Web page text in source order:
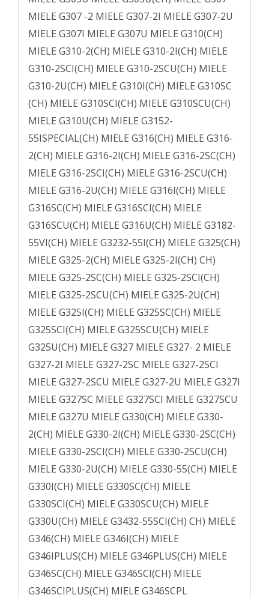
MIELE G307 -2 MIELE G307-2I MIELE G307-2U
MIELE G307I MIELE G307U MIELE G310(CH)
MIELE G310-2(CH) MIELE G310-2I(CH) MIELE
G310-2SCI(CH) MIELE G310-2SCU(CH) MIELE
G310-2U(CH) MIELE G310I(CH) MIELE G310SC
(CH) MIELE G310SCI(CH) MIELE G310SCU(CH)
MIELE G310U(CH) MIELE G3152-
55ISPECIAL(CH) MIELE G316(CH) MIELE G316-
2(CH) MIELE G316-2I(CH) MIELE G316-2SC(CH)
MIELE G316-2SCI(CH) MIELE G316-2SCU(CH)
MIELE G316-2U(CH) MIELE G316I(CH) MIELE
G316SC(CH) MIELE G316SCI(CH) MIELE
G316SCU(CH) MIELE G316U(CH) MIELE G3182-
55VI(CH) MIELE G3232-55I(CH) MIELE G325(CH)
MIELE G325-2(CH) MIELE G325-2I(CH) CH)
MIELE G325-2SC(CH) MIELE G325-2SCI(CH)
MIELE G325-2SCU(CH) MIELE G325-2U(CH)
MIELE G325I(CH) MIELE G325SC(CH) MIELE
G325SCI(CH) MIELE G325SCU(CH) MIELE
G325U(CH) MIELE G327 MIELE G327- 2 MIELE
G327-2I MIELE G327-2SC MIELE G327-2SCI
MIELE G327-2SCU MIELE G327-2U MIELE G327I
MIELE G327SC MIELE G327SCI MIELE G327SCU
MIELE G327U MIELE G330(CH) MIELE G330-
2(CH) MIELE G330-2I(CH) MIELE G330-2SC(CH)
MIELE G330-2SCI(CH) MIELE G330-2SCU(CH)
MIELE G330-2U(CH) MIELE G330-55(CH) MIELE
G330I(CH) MIELE G330SC(CH) MIELE
G330SCI(CH) MIELE G330SCU(CH) MIELE
G330U(CH) MIELE G3432-55SCI(CH) CH) MIELE
G346(CH) MIELE G346I(CH) MIELE
G346IPLUS(CH) MIELE G346PLUS(CH) MIELE
G346SC(CH) MIELE G346SCI(CH) MIELE
G346SCIPLUS(CH) MIELE G346SCPL